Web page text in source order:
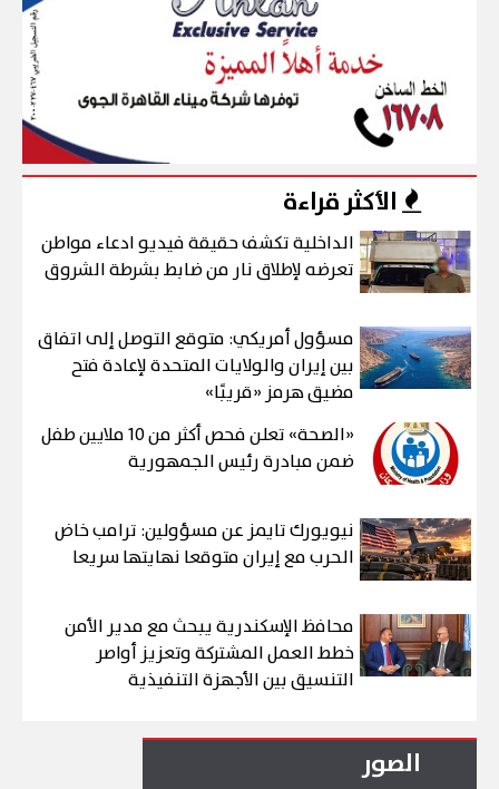
الأكثر قراءة
الداخلية تكشف حقيقة فيديو ادعاء مواطن
تعرضه لإطلاق نار من ضابط بشرطة الشروق
مسؤول أمريكي: متوقع التوصل إلى اتفاق
بين إيران والولايات المتحدة لإعادة فتح
مضيق هرمز «قريبًا»
«الصحة» تعلن فحص أكثر من 10 ملايين طفل
ضمن مبادرة رئيس الجمهورية
نيويورك تايمز عن مسؤولين: ترامب خاض
الحرب مع إيران متوقعا نهايتها سريعا
محافظ الإسكندرية يبحث مع مدير الأمن
خطط العمل المشتركة وتعزيز أواصر
التنسيق بين الأجهزة التنفيذية
الصور